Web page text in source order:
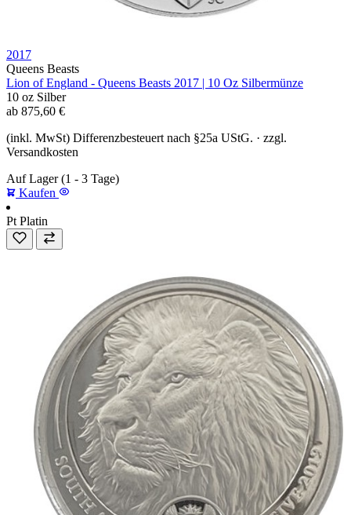
2017
Queens Beasts
Lion of England - Queens Beasts 2017 | 10 Oz Silbermünze
10 oz Silber
ab 875,60 €
(inkl. MwSt) Differenzbesteuert nach §25a UStG. · zzgl.
Versandkosten
Auf Lager (1 - 3 Tage)
Kaufen
Pt Platin